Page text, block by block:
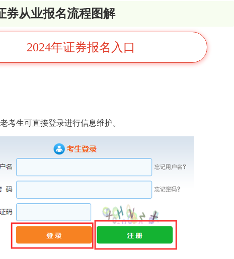
券从业报名流程图解
2024年证券报名入口
考生可直接登录进行信息维护。